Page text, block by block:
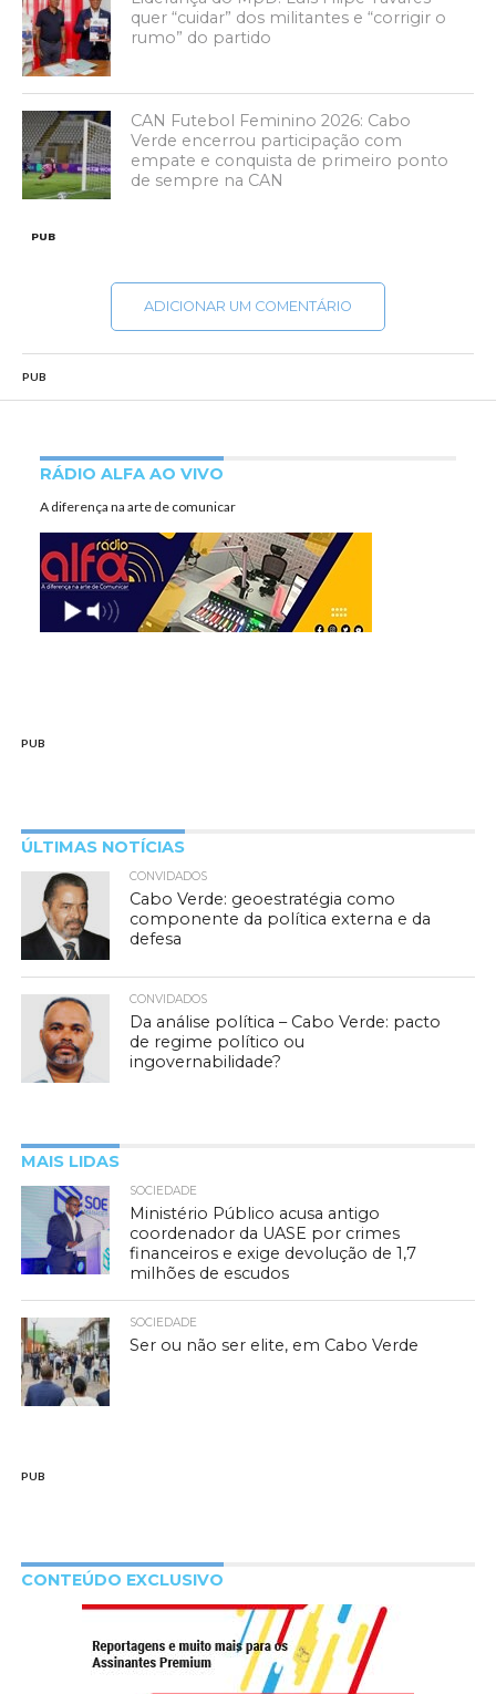
quer “cuidar” dos militantes e “corrigir o
rumo” do partido
CAN Futebol Feminino 2026: Cabo
Verde encerrou participação com
empate e conquista de primeiro ponto
de sempre na CAN
PUB
ADICIONAR UM COMENTÁRIO
PUB
RÁDIO ALFA AO VIVO
A diferença na arte de comunicar
PUB
ÚLTIMAS NOTÍCIAS
CONVIDADOS
Cabo Verde: geoestratégia como
componente da política externa e da
defesa
CONVIDADOS
Da análise política – Cabo Verde: pacto
de regime político ou
ingovernabilidade?
MAIS LIDAS
SOCIEDADE
Ministério Público acusa antigo
coordenador da UASE por crimes
financeiros e exige devolução de 1,7
milhões de escudos
SOCIEDADE
Ser ou não ser elite, em Cabo Verde
PUB
CONTEÚDO EXCLUSIVO